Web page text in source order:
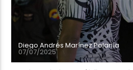
Diego Andrés Marínez Polanía
07/07/2025